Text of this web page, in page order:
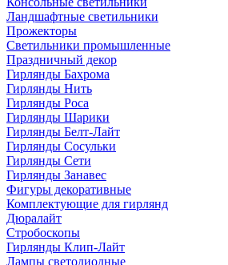
Ландшафтные светильники
Прожекторы
Светильники промышленные
Праздничный декор
Гирлянды Бахрома
Гирлянды Нить
Гирлянды Роса
Гирлянды Шарики
Гирлянды Белт-Лайт
Гирлянды Сосульки
Гирлянды Сети
Гирлянды Занавес
Фигуры декоративные
Комплектующие для гирлянд
Дюралайт
Стробоскопы
Гирлянды Клип-Лайт
Лампы светодиодные